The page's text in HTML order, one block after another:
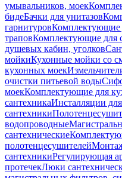
умывальников, моек
бидеБачки для унитазов
гарнитуровКомплектующие
траповКомплектующие для
душевых кабин, уголков
мойкиКухонные мойки со
кухонных моек
очистки питьевой воды
моекКомплектующие для
сантехникаИнсталляции для
сантехники
водопроводные
сантехнические
полотенцесушителей
сантехникиРегулирующая
протечекЛюки